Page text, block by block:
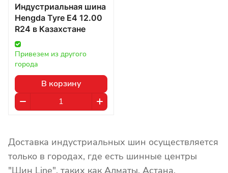
Индустриальная шина
Hengda Tyre E4 12.00
R24 в Казахстане
Привезем из другого
города
В корзину
Доставка индустриальных шин осуществляется
только в городах, где есть шинные центры
"Шин Line", таких как Алматы, Астана,